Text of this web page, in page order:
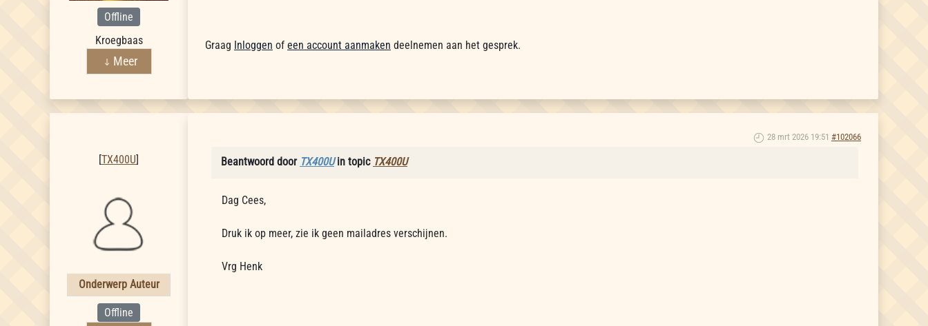
Offline
Kroegbaas
Meer
Graag Inloggen of een account aanmaken deelnemen aan het gesprek.
[TX400U]
Onderwerp Auteur
Offline
28 mrt 2026 19:51 #102066
Beantwoord door TX400Uin topic TX400U
Dag Cees,
Druk ik op meer, zie ik geen mailadres verschijnen.
Vrg Henk